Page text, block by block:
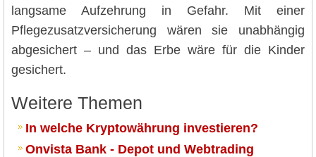
langsame Aufzehrung in Gefahr. Mit einer
Pflegezusatzversicherung wären sie unabhängig
abgesichert – und das Erbe wäre für die Kinder
gesichert.
Weitere Themen
In welche Kryptowährung investieren?
Onvista Bank - Depot und Webtrading